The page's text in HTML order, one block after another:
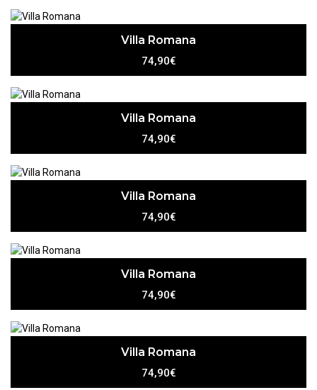
Villa Romana
74,90€
Villa Romana
74,90€
Villa Romana
74,90€
Villa Romana
74,90€
Villa Romana
74,90€